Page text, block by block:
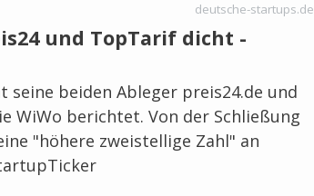
deutsche-startups.de
und TopTarif dicht -
seine beiden Ableger preis24.de und
WiWo berichtet. Von der Schließung
"höhere zweistellige Zahl" an